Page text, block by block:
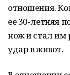
отношения.
ее 30-летняя
нож и стал им
удар в живот.